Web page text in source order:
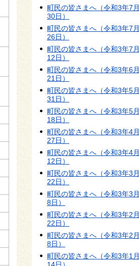
町民の皆さまへ（令和3年7月
30日）
町民の皆さまへ（令和3年7月
26日）
町民の皆さまへ（令和3年7月
12日）
町民の皆さまへ（令和3年6月
21日）
町民の皆さまへ（令和3年5月
31日）
町民の皆さまへ（令和3年5月
18日）
町民の皆さまへ（令和3年4月
27日）
町民の皆さまへ（令和3年4月
12日）
町民の皆さまへ（令和3年3月
22日）
町民の皆さまへ（令和3年3月
8日）
町民の皆さまへ（令和3年2月
22日）
町民の皆さまへ（令和3年2月
8日）
町民の皆さまへ（令和3年1月